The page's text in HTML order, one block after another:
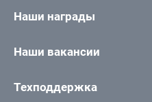
Наши награды
Наши вакансии
Техподдержка